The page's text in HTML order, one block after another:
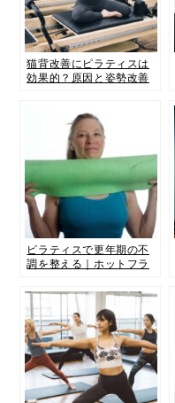
猫背改善にピラティスは
効果的？原因と姿勢改善
ピラティスで更年期の不
調を整える｜ホットフラ
対策に効果的な理由